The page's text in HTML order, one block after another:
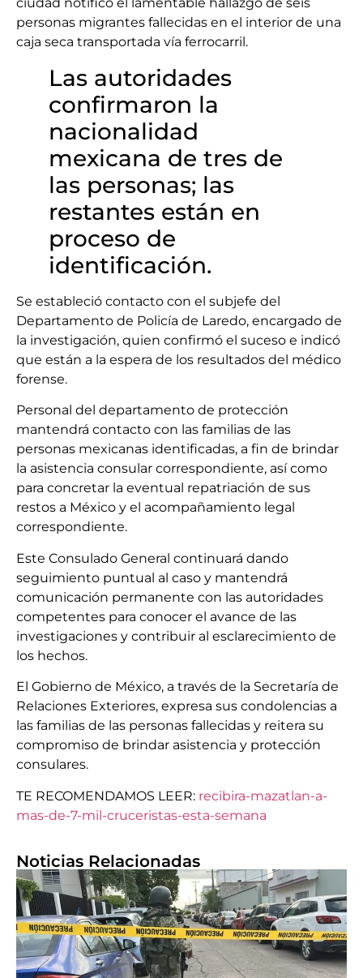
personas migrantes fallecidas en el interior de una
caja seca transportada vía ferrocarril.
Las autoridades
confirmaron la
nacionalidad
mexicana de tres de
las personas; las
restantes están en
proceso de
identificación.
Se estableció contacto con el subjefe del
Departamento de Policía de Laredo, encargado de
la investigación, quien confirmó el suceso e indicó
que están a la espera de los resultados del médico
forense.
Personal del departamento de protección
mantendrá contacto con las familias de las
personas mexicanas identificadas, a fin de brindar
la asistencia consular correspondiente, así como
para concretar la eventual repatriación de sus
restos a México y el acompañamiento legal
correspondiente.
Este Consulado General continuará dando
seguimiento puntual al caso y mantendrá
comunicación permanente con las autoridades
competentes para conocer el avance de las
investigaciones y contribuir al esclarecimiento de
los hechos.
El Gobierno de México, a través de la Secretaría de
Relaciones Exteriores, expresa sus condolencias a
las familias de las personas fallecidas y reitera su
compromiso de brindar asistencia y protección
consulares.
TE RECOMENDAMOS LEER: recibira-mazatlan-a-
mas-de-7-mil-cruceristas-esta-semana
Noticias Relacionadas